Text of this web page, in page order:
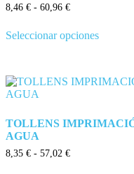
8,46 € - 60,96 €
Seleccionar opciones
TOLLENS
AGUA
8,35 € - 57,02 €